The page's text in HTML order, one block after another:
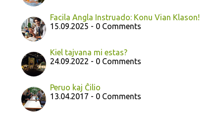
Facila Angla Instruado: Konu Vian Klason!
15.09.2025 - 0 Comments
Kiel tajvana mi estas?
24.09.2022 - 0 Comments
Peruo kaj Ĉilio
13.04.2017 - 0 Comments